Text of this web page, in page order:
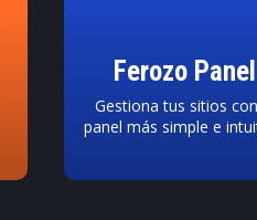
Ferozo Panel
Gestiona tus sitios
panel más simple e